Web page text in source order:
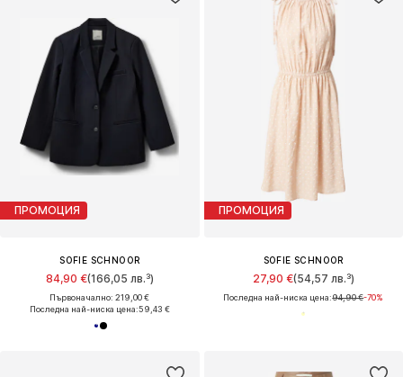
ПРОМОЦИЯ
SOFIE SCHNOOR
84,90 €(166,05 лв.³)
Първоначално: 219,00 €
Последна най-ниска цена:59,43 €
ПРОМОЦИЯ
SOFIE SCHNOOR
27,90 €(54,57 лв.³)
Последна най-ниска цена:94,90 €-70%